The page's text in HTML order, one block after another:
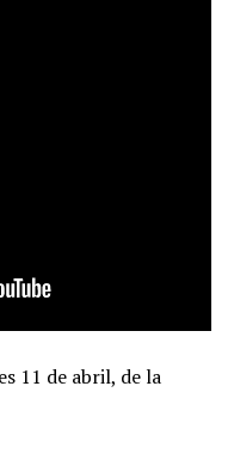
11 de abril, de la